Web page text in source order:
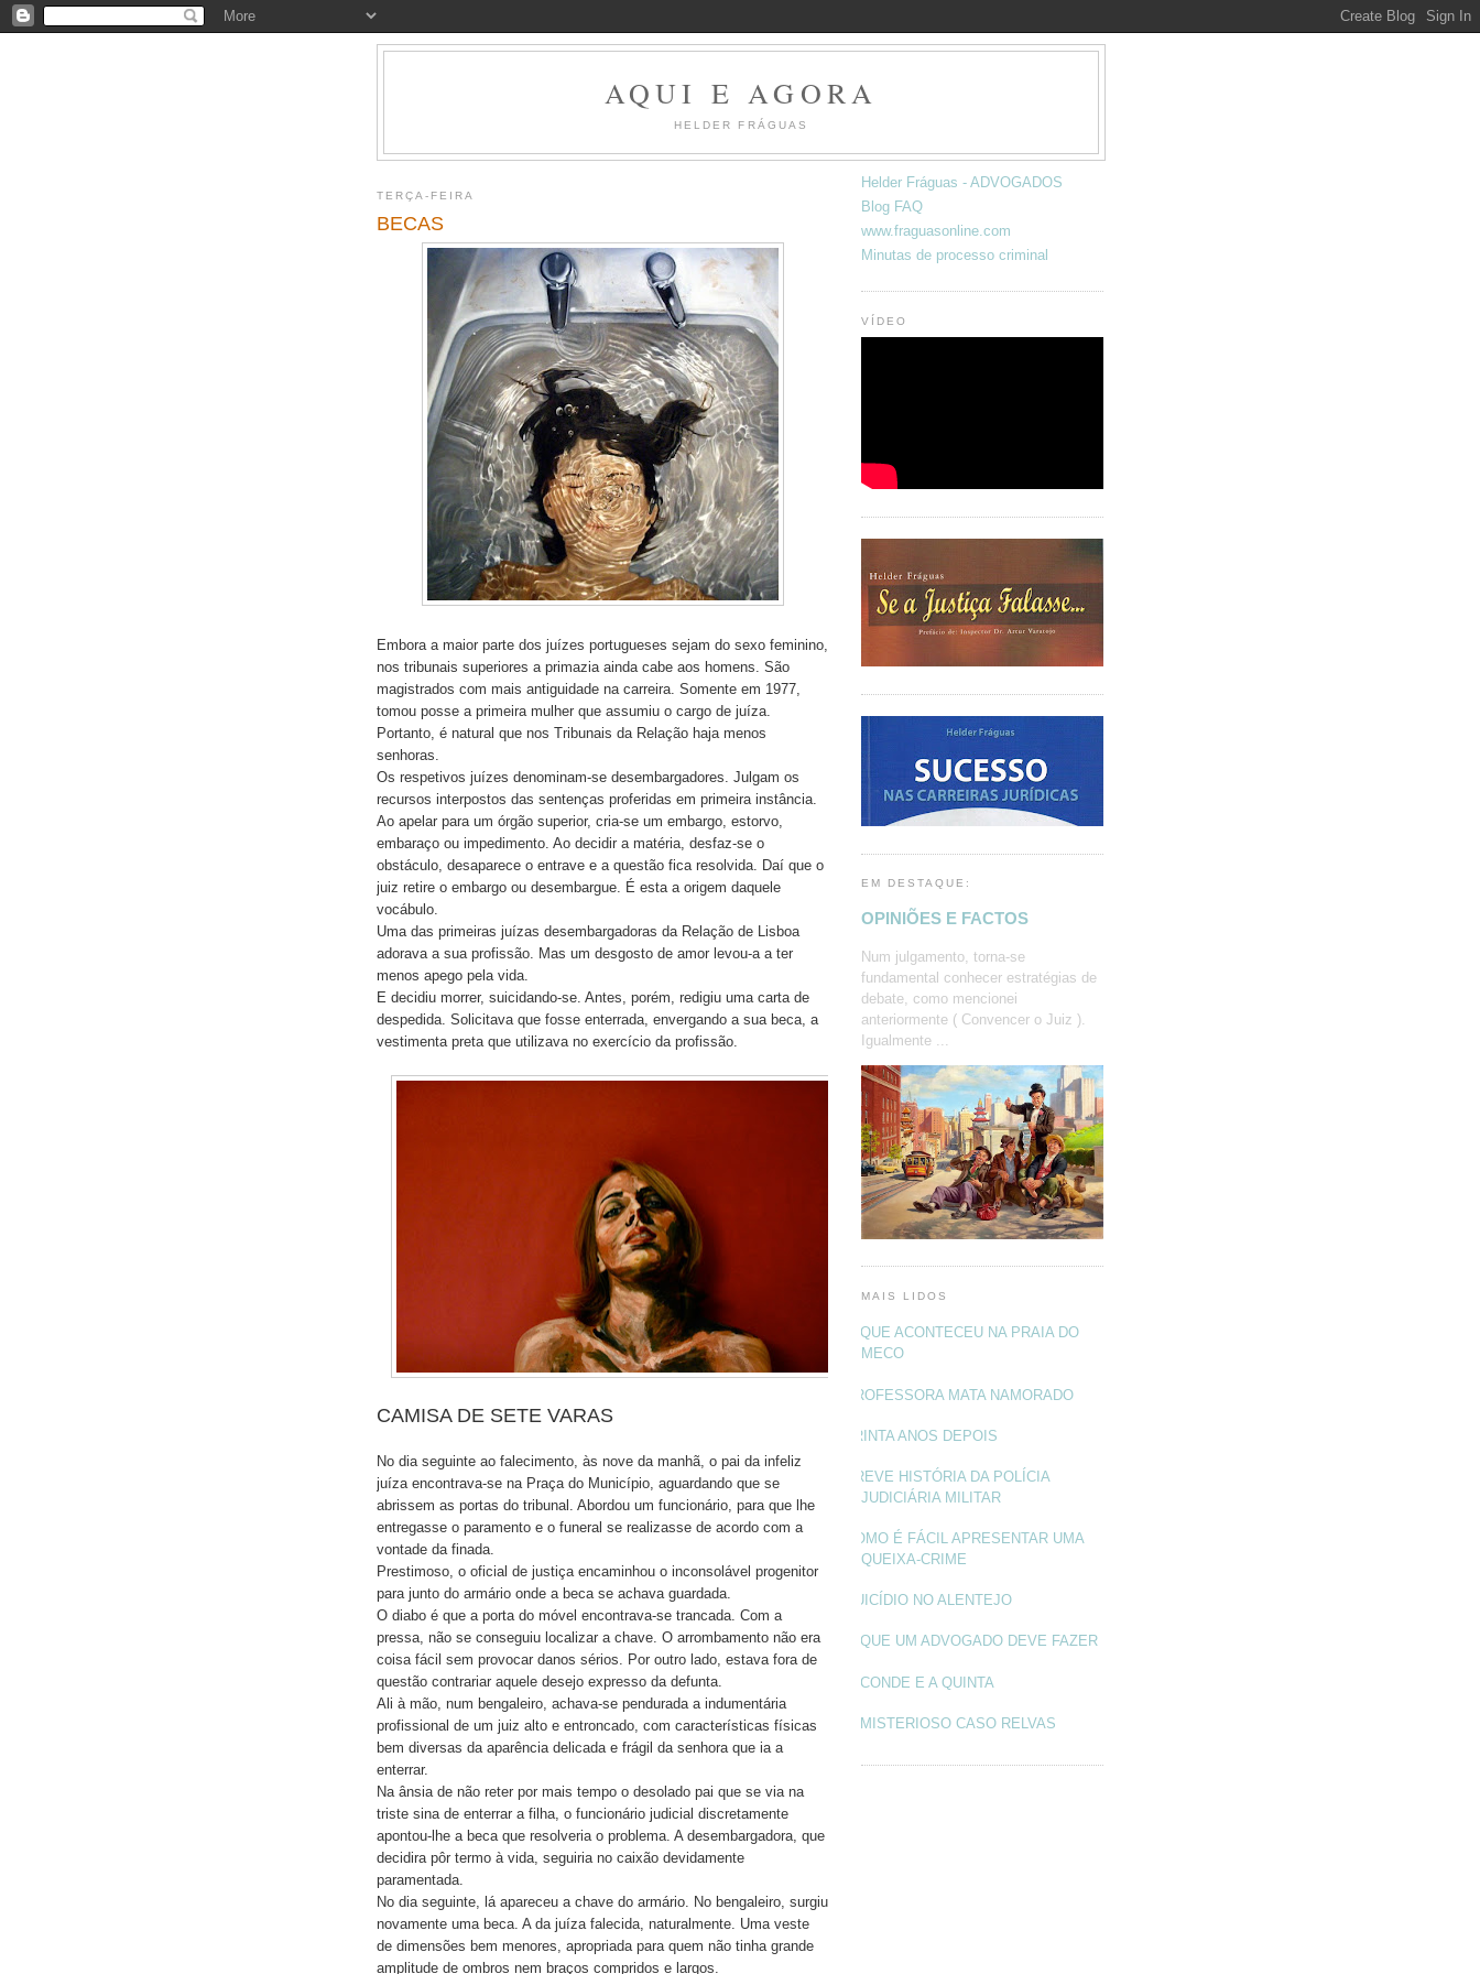
AQUI E AGORA
HELDER FRÁGUAS
TERÇA-FEIRA
BECAS
Embora a maior parte dos juízes portugueses sejam do sexo feminino,
nos tribunais superiores a primazia ainda cabe aos homens. São
magistrados com mais antiguidade na carreira. Somente em 1977,
tomou posse a primeira mulher que assumiu o cargo de juíza.
Portanto, é natural que nos Tribunais da Relação haja menos
senhoras.
Os respetivos juízes denominam-se desembargadores. Julgam os
recursos interpostos das sentenças proferidas em primeira instância.
Ao apelar para um órgão superior, cria-se um embargo, estorvo,
embaraço ou impedimento. Ao decidir a matéria, desfaz-se o
obstáculo, desaparece o entrave e a questão fica resolvida. Daí que o
juiz retire o embargo ou desembargue. É esta a origem daquele
vocábulo.
Uma das primeiras juízas desembargadoras da Relação de Lisboa
adorava a sua profissão. Mas um desgosto de amor levou-a a ter
menos apego pela vida.
E decidiu morrer, suicidando-se. Antes, porém, redigiu uma carta de
despedida. Solicitava que fosse enterrada, envergando a sua beca, a
vestimenta preta que utilizava no exercício da profissão.
CAMISA DE SETE VARAS
No dia seguinte ao falecimento, às nove da manhã, o pai da infeliz
juíza encontrava-se na Praça do Município, aguardando que se
abrissem as portas do tribunal. Abordou um funcionário, para que lhe
entregasse o paramento e o funeral se realizasse de acordo com a
vontade da finada.
Prestimoso, o oficial de justiça encaminhou o inconsolável progenitor
para junto do armário onde a beca se achava guardada.
O diabo é que a porta do móvel encontrava-se trancada. Com a
pressa, não se conseguiu localizar a chave. O arrombamento não era
coisa fácil sem provocar danos sérios. Por outro lado, estava fora de
questão contrariar aquele desejo expresso da defunta.
Ali à mão, num bengaleiro, achava-se pendurada a indumentária
profissional de um juiz alto e entroncado, com características físicas
bem diversas da aparência delicada e frágil da senhora que ia a
enterrar.
Na ânsia de não reter por mais tempo o desolado pai que se via na
triste sina de enterrar a filha, o funcionário judicial discretamente
apontou-lhe a beca que resolveria o problema. A desembargadora, que
decidira pôr termo à vida, seguiria no caixão devidamente
paramentada.
No dia seguinte, lá apareceu a chave do armário. No bengaleiro, surgiu
novamente uma beca. A da juíza falecida, naturalmente. Uma veste
de dimensões bem menores, apropriada para quem não tinha grande
amplitude de ombros nem braços compridos e largos.
Helder Fráguas - ADVOGADOS
Blog FAQ
www.fraguasonline.com
Minutas de processo criminal
VÍDEO
EM DESTAQUE:
OPINIÕES E FACTOS
Num julgamento, torna-se
fundamental conhecer estratégias de
debate, como mencionei
anteriormente ( Convencer o Juiz ).
Igualmente ...
MAIS LIDOS
O QUE ACONTECEU NA PRAIA DO
MECO
PROFESSORA MATA NAMORADO
TRINTA ANOS DEPOIS
BREVE HISTÓRIA DA POLÍCIA
JUDICIÁRIA MILITAR
COMO É FÁCIL APRESENTAR UMA
QUEIXA-CRIME
SUICÍDIO NO ALENTEJO
O QUE UM ADVOGADO DEVE FAZER
O CONDE E A QUINTA
O MISTERIOSO CASO RELVAS